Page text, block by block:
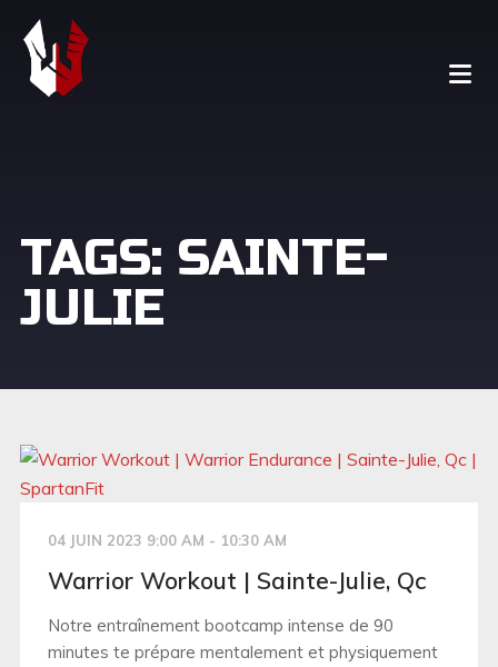
TAGS: SAINTE-
JULIE
04 JUIN 2023 9:00 AM - 10:30 AM
Warrior Workout | Sainte-Julie, Qc
Notre entraînement bootcamp intense de 90
minutes te prépare mentalement et physiquement